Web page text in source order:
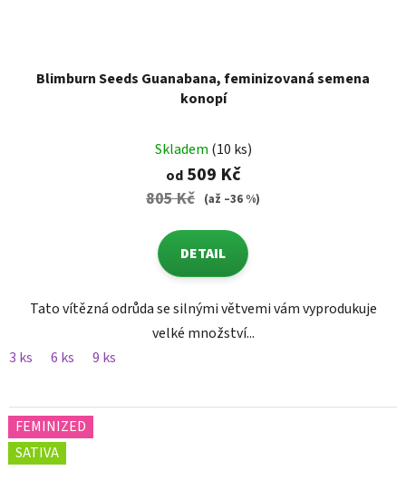
Blimburn Seeds Guanabana, feminizovaná semena
konopí
Skladem (10 ks)
od509 Kč
805 Kč (až –36 %)
DETAIL
Tato vítězná odrůda se silnými větvemi vám vyprodukuje
velké množství...
3 ks
6 ks 9 ks
FEMINIZED
SATIVA